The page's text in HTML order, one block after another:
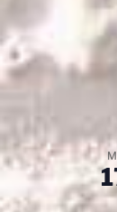
s
c
h
t
e
a